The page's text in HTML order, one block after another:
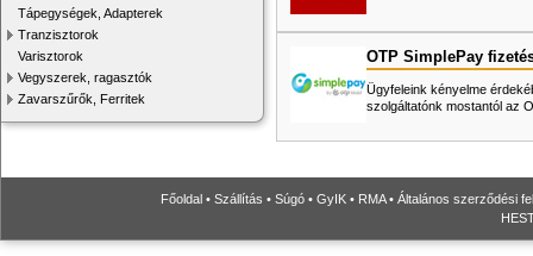
Tápegységek, Adapterek
Tranzisztorok
Varisztorok
Vegyszerek, ragasztók
Zavarszűrők, Ferritek
OTP SimplePay
Ügyfeleink kényelme
szolgáltatónk mostantól az
Főoldal • Szállítás • Súgó • GyIK • RMA• Általános szerződési